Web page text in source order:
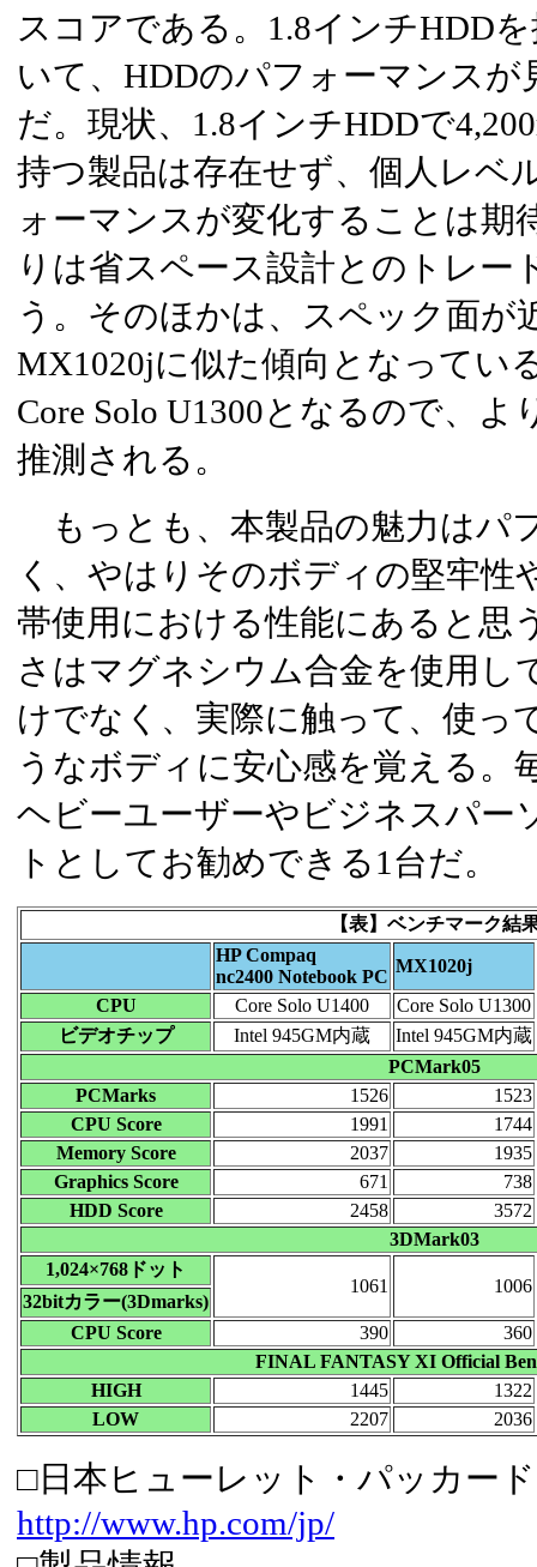
スコアである。1.8インチHDD
いて、HDDのパフォーマンスが
だ。現状、1.8インチHDDで
持つ製品は存在せず、個人レベ
ォーマンスが変化することは期
りは省スペース設計とのトレー
う。そのほかは、スペック面が
MX1020jに似た傾向となってい
Core Solo U1300となるので、
推測される。
もっとも、本製品の魅力はパ
く、やはりそのボディの堅牢性
帯使用における性能にあると思
さはマグネシウム合金を使用し
けでなく、実際に触って、使っ
うなボディに安心感を覚える。
ヘビーユーザーやビジネスパー
トとしてお勧めできる1台だ。
【表】ベンチマーク結
HP Compaq
nc2400 Notebook PC
MX1020j
CPU
Core Solo U1400
Core Solo U1300
ビデオチップ
Intel 945GM内蔵
Intel 945GM内蔵
PCMark05
PCMarks
1526
1523
CPU Score
1991
1744
Memory Score
2037
1935
Graphics Score
671
738
HDD Score
2458
3572
3DMark03
1,024×768ドット
1061
1006
32bitカラー(3Dmarks)
CPU Score
390
360
FINAL FANTASY XI Official
HIGH
1445
1322
LOW
2207 2036
□日本ヒューレット・パッカー
http://www.hp.com/jp/